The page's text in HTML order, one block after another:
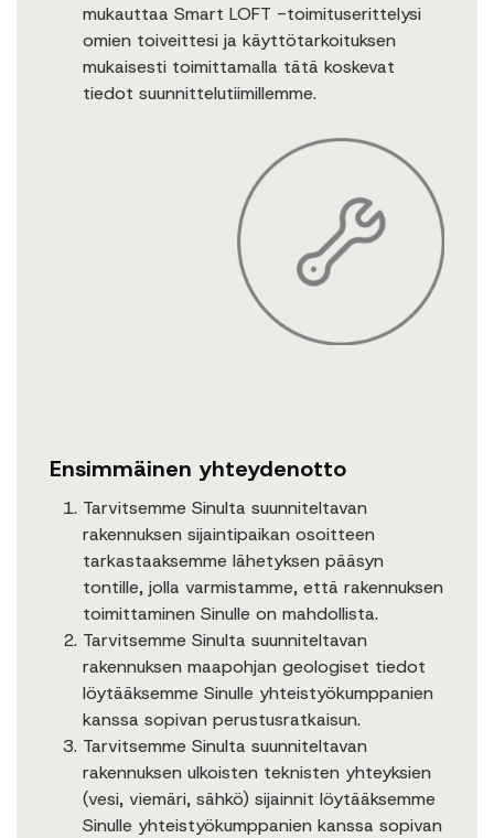
mukauttaa Smart LOFT -toimituserittelysi
omien toiveittesi ja käyttötarkoituksen
mukaisesti toimittamalla tätä koskevat
tiedot suunnittelutiimillemme.
Ensimmäinen yhteydenotto
Tarvitsemme Sinulta suunniteltavan
rakennuksen sijaintipaikan osoitteen
tarkastaaksemme lähetyksen pääsyn
tontille, jolla varmistamme, että rakennuksen
toimittaminen Sinulle on mahdollista.
Tarvitsemme Sinulta suunniteltavan
rakennuksen maapohjan geologiset tiedot
löytääksemme Sinulle yhteistyökumppanien
kanssa sopivan perustusratkaisun.
Tarvitsemme Sinulta suunniteltavan
rakennuksen ulkoisten teknisten yhteyksien
(vesi, viemäri, sähkö) sijainnit löytääksemme
Sinulle yhteistyökumppanien kanssa sopivan